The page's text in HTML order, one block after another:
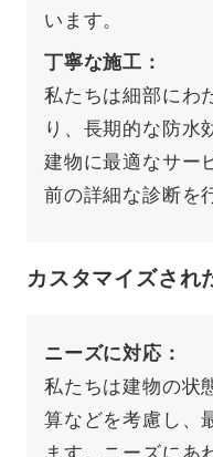
います。
丁寧な施工
私たちは細部にわ
り、長期的な防水
建物に最適なサー
前の詳細な診断を
カスタマイズされ
ニーズに対応
私たちは建物の状
算などを考慮し、